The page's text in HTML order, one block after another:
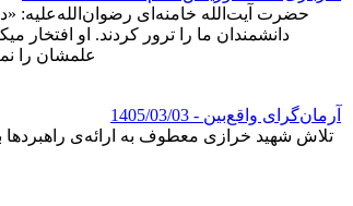
حضرت آیت‌الله خامنه‌ای رضوان‌الله‌علیه:
دانشمندان ما را ترور کردند. او افتخار
علمشان را
آرمان‌گرای واقع‌بین - 1405/03/03
تلاش شهید خرازی معطوف به ارائه‌ی راهبردها